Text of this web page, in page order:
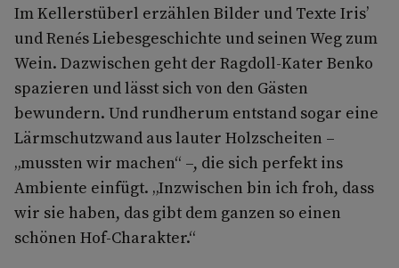
Im Kellerstüberl erzählen Bilder und Texte Iris’
und Renés Liebesgeschichte und seinen Weg zum
Wein. Dazwischen geht der Ragdoll-Kater Benko
spazieren und lässt sich von den Gästen
bewundern. Und rundherum entstand sogar eine
Lärmschutzwand aus lauter Holzscheiten –
„mussten wir machen“ –, die sich perfekt ins
Ambiente einfügt. „Inzwischen bin ich froh, dass
wir sie haben, das gibt dem ganzen so einen
schönen Hof-Charakter.“